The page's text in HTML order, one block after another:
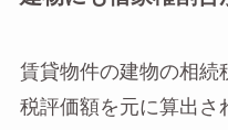
賃貸物件の建物の相続
税評価額を元に算出さ